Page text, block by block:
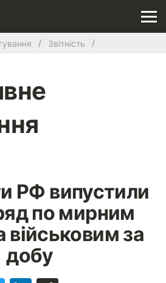
Звітність
РФ випустили
по мирним
за
добу